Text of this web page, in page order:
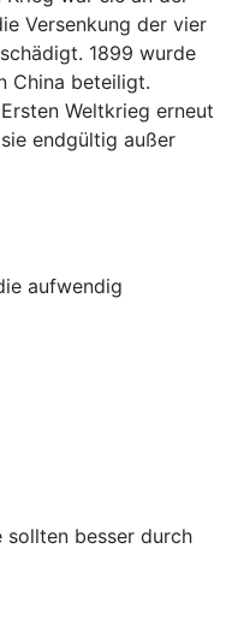
Versenkung der vier
1899 wurde
China beteiligt.
Weltkrieg erneut
endgültig außer
aufwendig
sollten besser durch